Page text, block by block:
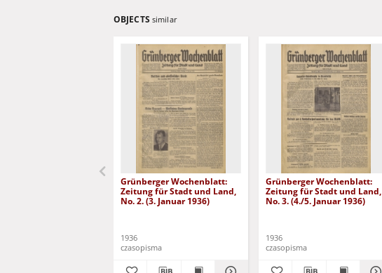
OBJECTS similar
Grünberger Wochenblatt:
Zeitung für Stadt und Land,
No. 2. (3. Januar 1936)
1936
czasopisma
Grünberger Wochenblatt:
Zeitung für Stadt und Land,
No. 3. (4./5. Januar 1936)
1936
czasopisma